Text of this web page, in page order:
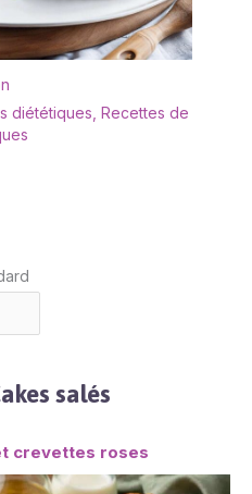
diététiques Recettes de
salés
crevettes roses